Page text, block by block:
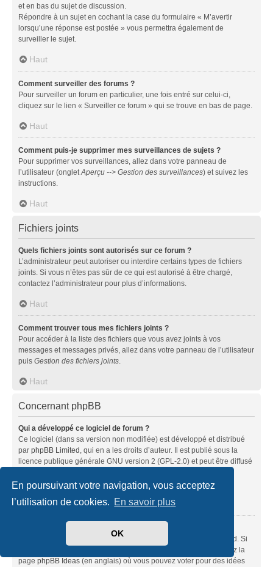
En poursuivant votre navigation, vous acceptez
l’utilisation de cookies. En savoir plus
OK
et en bas du sujet de discussion.
Répondre à un sujet en cochant la case du formulaire « M’avertir
lorsqu’une réponse est postée » vous permettra également de
surveiller le sujet.
Haut
Comment surveiller des forums ?
Pour surveiller un forum en particulier, une fois entré sur celui-ci,
cliquez sur le lien « Surveiller ce forum » qui se trouve en bas de page.
Haut
Comment puis-je supprimer mes surveillances de sujets ?
Pour supprimer vos surveillances, allez dans votre panneau de
l’utilisateur (ongletAperçu --> Gestion des surveillances) et suivez les
instructions.
Haut
Fichiers joints
Quels fichiers joints sont autorisés sur ce forum ?
L’administrateur peut autoriser ou interdire certains types de fichiers
joints. Si vous n’êtes pas sûr de ce qui est autorisé à être chargé,
contactez l’administrateur pour plus d’informations.
Haut
Comment trouver tous mes fichiers joints ?
Pour accéder à la liste des fichiers que vous avez joints à vos
messages et messages privés, allez dans votre panneau de l’utilisateur
puis Gestion des fichiers joints.
Haut
Concernant phpBB
Qui a développé ce logiciel de forum ?
Ce logiciel (dans sa version non modifiée) est développé et distribué
par phpBB Limited, qui en a les droits d’auteur. Il est publié sous la
licence publique générale GNU version 2 (GPL-2.0) et peut être diffusé
À propos de phpBB» (en anglais).
Haut
Ce logiciel a été développé et mis sous licence par phpBB Limited. Si
vous pensez qu’une fonctionnalité nécessite d’être ajoutée, visitez la
page phpBB Ideas (en anglais) où vous pouvez voter pour des idées